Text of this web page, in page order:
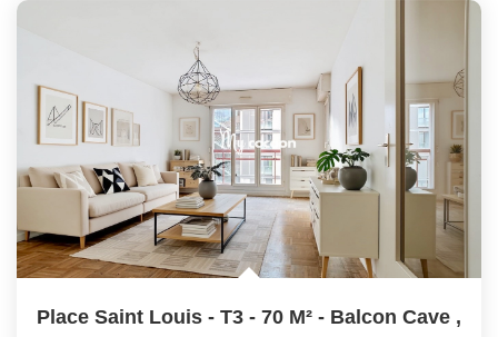
Place Saint Louis - T3 - 70 M² - Balcon Cave ,